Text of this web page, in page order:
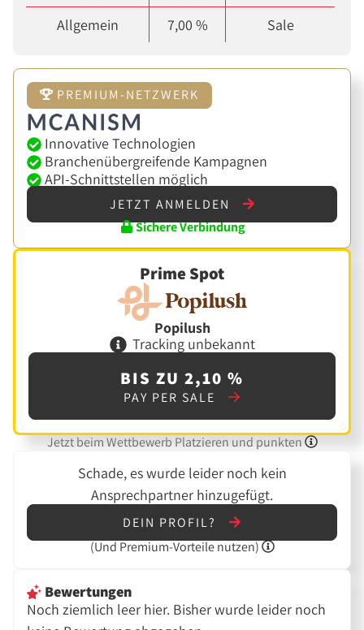
Allgemein
7,00 % Sale
PREMIUM-NETZWERK
Innovative Technologien
Branchenübergreifende Kampagnen
API-Schnittstellen möglich
JETZT ANMELDEN
Sichere Verbindung
Prime Spot
Popilush
Tracking unbekannt
BIS ZU 2,10 %
PAY PER SALE
Jetzt beim Wettbewerb Platzieren und punkten
Schade, es wurde leider noch kein
Ansprechpartner hinzugefügt.
DEIN PROFIL?
(Und Premium-Vorteile nutzen)
Bewertungen
Noch ziemlich leer hier. Bisher wurde leider noch